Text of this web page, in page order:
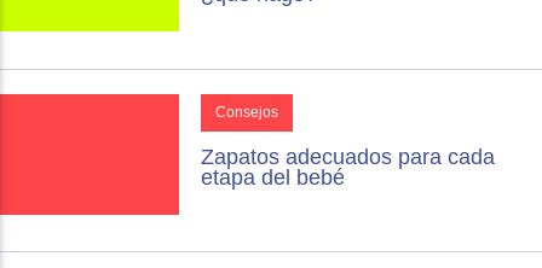
Consejos
Zapatos adecuados para cada
etapa del bebé